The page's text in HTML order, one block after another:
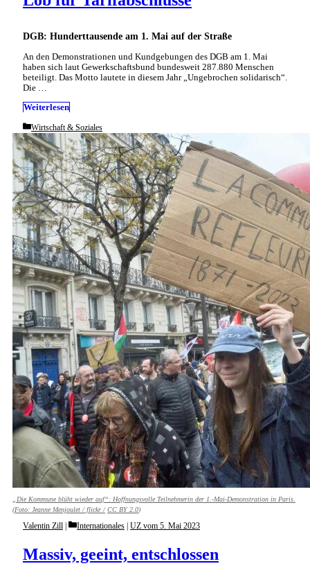
DGB: Hunderttausende am 1. Mai auf der Straße
An den Demonstrationen und Kundgebungen des DGB am 1. Mai
haben sich laut Gewerkschaftsbund bundesweit 287.880 Menschen
beteiligt. Das Motto lautete in diesem Jahr „Ungebrochen solidarisch“.
Die …
Weiterlesen
Categories
Wirtschaft & Soziales
„Die Kommune blüht wieder auf“: Hoffnungsvolle Teilnehmerin der 1.-Mai-Demonstration in Paris.
(Foto: Jeanne Menjoulet / flickr / CC BY 2.0)
Massiv, geeint, entschlossen
Valentin Zill Categories
Internationales | UZ vom 5. Mai 2023